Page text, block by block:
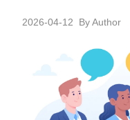
2026-04-12 By Author